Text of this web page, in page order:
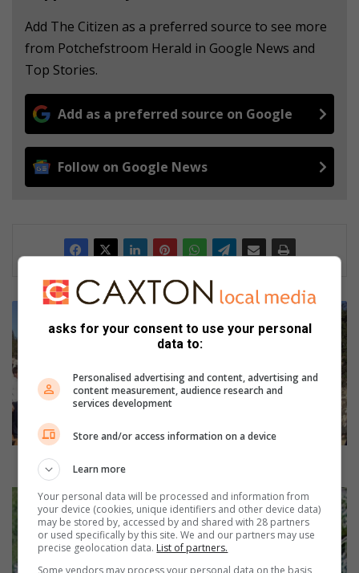
Add The Citizen as a preferred source to see more
from Potchefstroom Herald in Google News and
Top Stories.
Add as a preferred source on Google
Follow on Google News
o
e
n
e
o
s
Groentetonnel sal ook hulle in nood help
o
t
h
asks for your consent to use your personal
data to:
Personalised advertising and content, advertising and
content measurement, audience research and
services development
Store and/or access information on a device
Learn more
Your personal data will be processed and information from
your device (cookies, unique identifiers and other device data)
may be stored by, accessed by and shared with 28 partners
or used specifically by this site. We and our partners may use
precise geolocation data. List of partners.
Some vendors may process your personal data on the basis